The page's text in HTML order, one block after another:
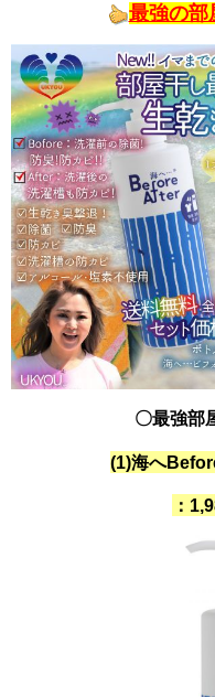
最強の部
〇最強部
(1)海へ
：